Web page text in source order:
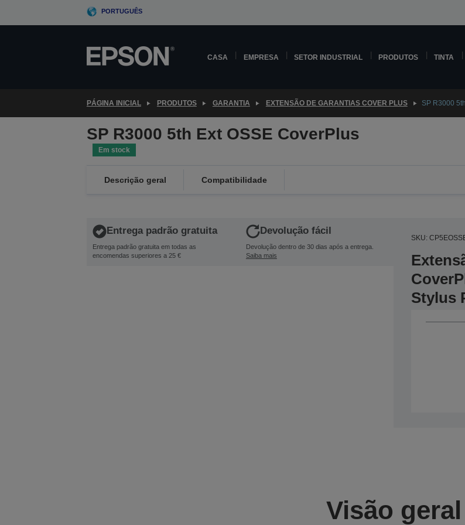
PORTUGUÊS
CASA EMPRESA SETOR INDUSTRIAL PRODUTOS TINTA
PÁGINA INICIAL PRODUTOS GARANTIA EXTENSÃO DE GARANTIAS COVER PLUS SP R3000
SP R3000 5th Ext OSSE CoverPlus
Em stock
Descrição geral Compatibilidade
Entrega padrão gratuita
Entrega padrão gratuita em todas as
encomendas superiores a 25 €
Devolução fácil
Devolução dentro de 30 dias após a entrega.
Saiba mais
SKU:
Stylus
Visão geral